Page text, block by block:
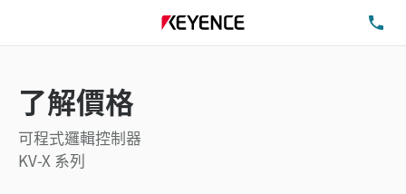
了解價格
可程式邏輯控制器
KV-X 系列